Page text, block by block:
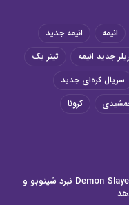
انیمه
انیمه جدید
جدید انیمه
تیتر یک
سریال کره‌ای جدید
کرونا
تریلر جدید انیمه Demon Slayer نبرد شینوبو و